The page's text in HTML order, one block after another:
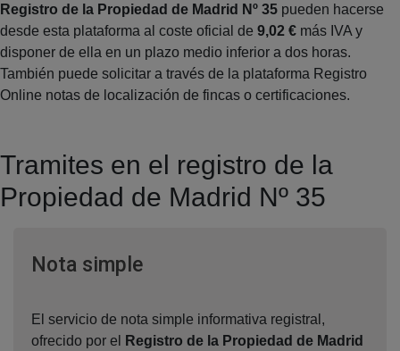
Registro de la Propiedad de Madrid Nº 35 pueden hacerse
desde esta plataforma al coste oficial de 9,02 € más IVA y
disponer de ella en un plazo medio inferior a dos horas.
También puede solicitar a través de la plataforma Registro
Online notas de localización de fincas o certificaciones.
Tramites en el registro de la
Propiedad de Madrid Nº 35
Nota simpleVentana nueva
El servicio de nota simple informativa registral,
ofrecido por el
Registro de la Propiedad de Madrid